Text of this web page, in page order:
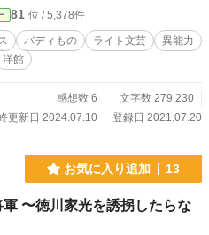
81 位 / 5,378件
バディもの ライト文芸
異能力
洋館
感想数 6
文字数 279,230
更新日 2024.07.10
登録日 2021.07.20
お気に入り追加 13
軍 〜徳川家光を誘拐したらな